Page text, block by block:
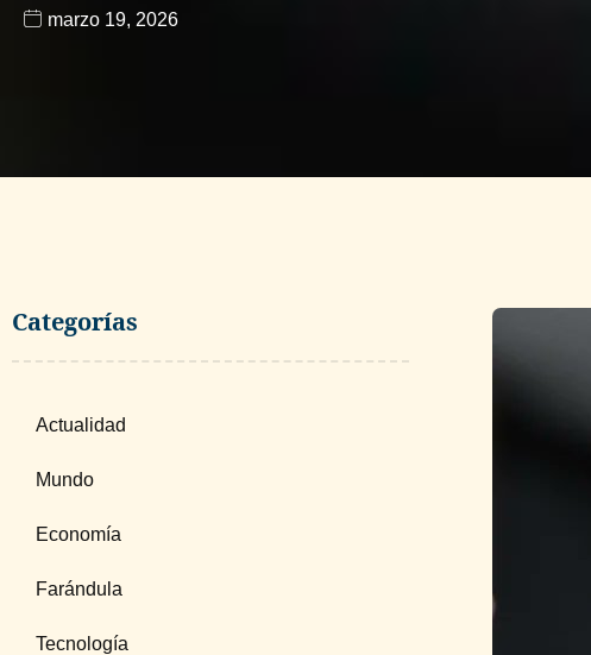
marzo 19, 2026
Categorías
Actualidad
Mundo
Economía
Farándula
Tecnología